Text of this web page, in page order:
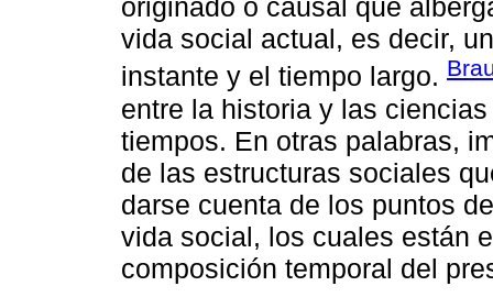
originado o causal que
vida social actual, es decir,
instante y el tiempo largo.
entre la historia y las
tiempos. En otras palabras,
de las estructuras sociales
darse cuenta de los puntos
vida social, los cuales están
composición temporal del